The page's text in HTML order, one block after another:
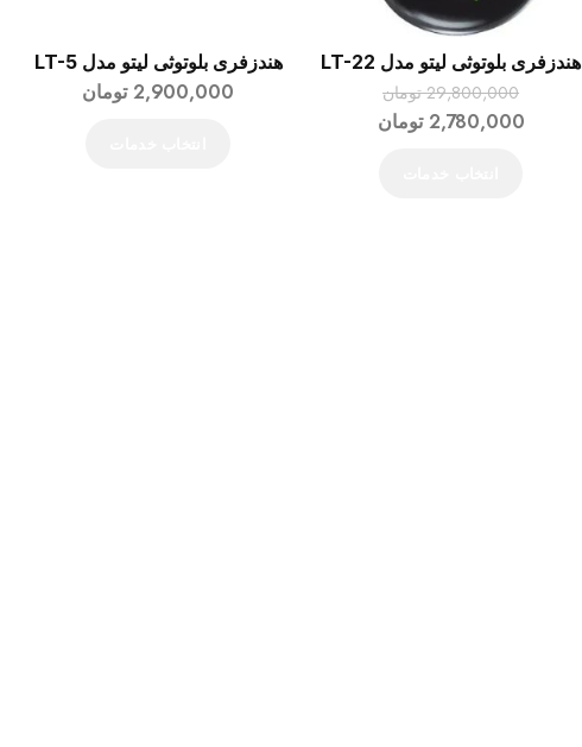
هندزفری بلوتوثی لیتو مدل LT-22
29,800,000 تومان
2,780,000 تومان
هندزفری بلوتوثی لیتو مدل LT-5
2,900,000 تومان